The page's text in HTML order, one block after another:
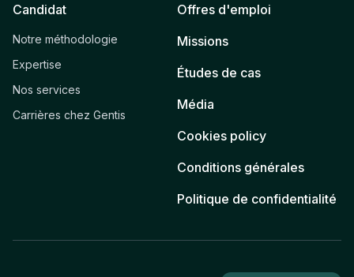
Candidat
Notre méthodologie
Expertise
Nos services
Carrières chez Gentis
Offres d'emploi
Missions
Études de cas
Média
Cookies policy
Conditions générales
Politique de confidentialité